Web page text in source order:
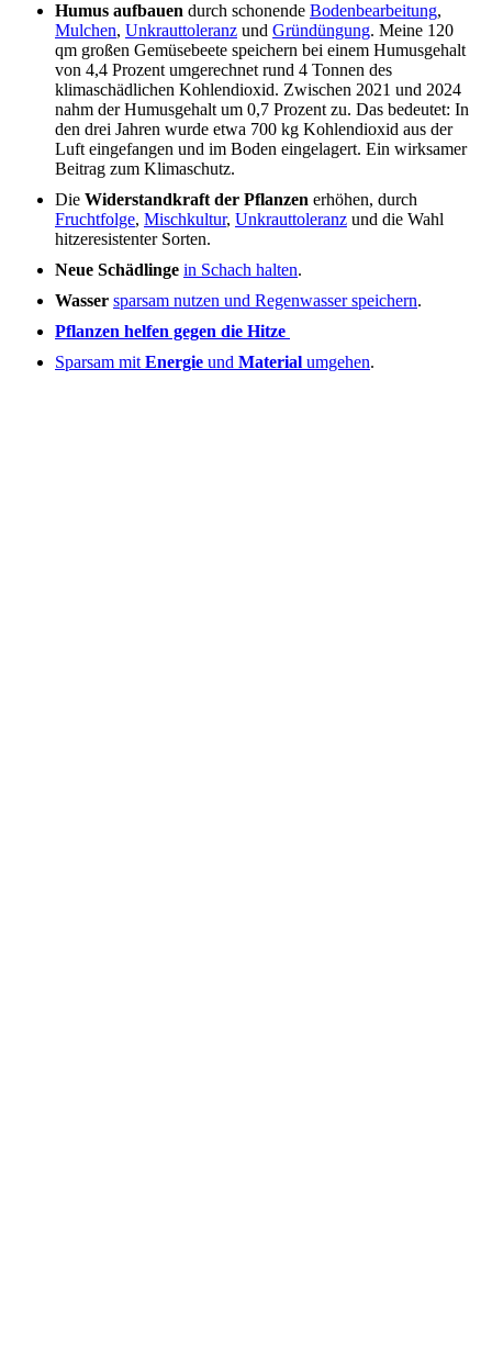
Humus aufbauen durch schonende Bodenbearbeitung,
Mulchen, Unkrauttoleranz und Gründüngung. Meine 120
qm großen Gemüsebeete speichern bei einem Humusgehalt
von 4,4 Prozent umgerechnet rund 4 Tonnen des
klimaschädlichen Kohlendioxid. Zwischen 2021 und 2024
nahm der Humusgehalt um 0,7 Prozent zu. Das bedeutet: In
den drei Jahren wurde etwa 700 kg Kohlendioxid aus der
Luft eingefangen und im Boden eingelagert. Ein wirksamer
Beitrag zum Klimaschutz.
Die Widerstandkraft der Pflanzen erhöhen, durch
Fruchtfolge, Mischkultur, Unkrauttoleranz und die Wahl
hitzeresistenter Sorten.
Neue Schädlinge in Schach halten.
Wasser sparsam nutzen und Regenwasser speichern.
Pflanzen helfen gegen die Hitze
Sparsam mit Energie und Material umgehen.